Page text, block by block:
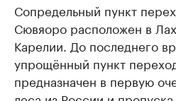
Сопредельный пункт
Сювяоро расположен в
Карелии. До последнего
упрощённый пункт
предназначен в первую